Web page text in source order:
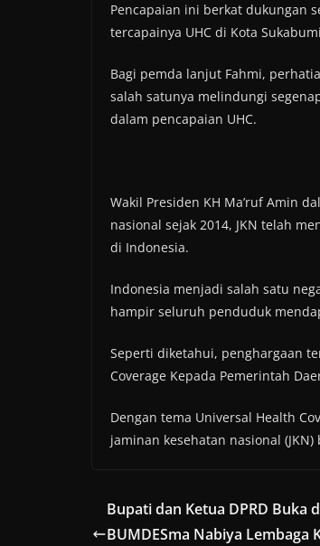
Pencapaian ini berkat dukungan
tercapainya UHC di Kota
Bagi pemda lanjut Fahmi,
salah satunya melindungi
dalam pencapaian UHC.
Wakil Presiden KH Ma’ruf Amin
nasional sejak 2014, JKN telah
di Indonesia.
Indonesia menjadi salah satu
hampir seluruh penduduk
Seperti diketahui, penghargaan
Coverage Kepada Pemerintah
Dengan tema Universal Health
jaminan kesehatan nasional
Bupati dan Ketua DPRD Buka
BUMDESma Nabiya Lembaga